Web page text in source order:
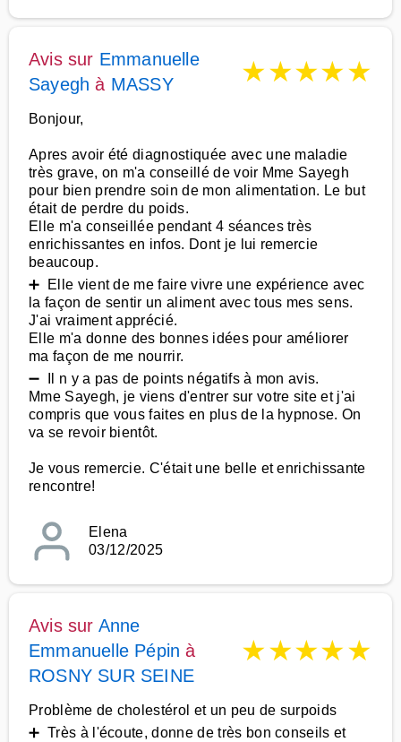
Avis sur Emmanuelle
Sayegh à MASSY ★★★★★
Bonjour,
Apres avoir été diagnostiquée avec une maladie
très grave, on m'a conseillé de voir Mme Sayegh
pour bien prendre soin de mon alimentation. Le but
était de perdre du poids.
Elle m'a conseillée pendant 4 séances très
enrichissantes en infos. Dont je lui remercie
beaucoup.
➕ Elle vient de me faire vivre une expérience avec
la façon de sentir un aliment avec tous mes sens.
J'ai vraiment apprécié.
Elle m'a donne des bonnes idées pour améliorer
ma façon de me nourrir.
➖ Il n y a pas de points négatifs à mon avis.
Mme Sayegh, je viens d'entrer sur votre site et j'ai
compris que vous faites en plus de la hypnose. On
va se revoir bientôt.
Je vous remercie. C'était une belle et enrichissante
rencontre!
Elena
03/12/2025
Avis sur Anne
Emmanuelle Pépin à
ROSNY SUR SEINE
★★★★★
Problème de cholestérol et un peu de surpoids
➕ Très à l'écoute, donne de très bon conseils et